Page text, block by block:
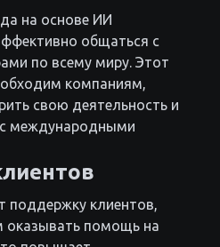
на основе ИИ
общаться с
по всему миру. Этот
компаниям,
свою деятельность и
международными
поддержку клиентов,
оказывать помощь на